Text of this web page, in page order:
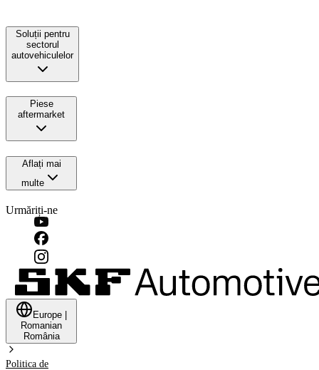
Soluții pentru
sectorul
autovehiculelor
Piese
aftermarket
Aflați mai
multe
Urmăriți-ne
Europe
Romanian
România
Politica de